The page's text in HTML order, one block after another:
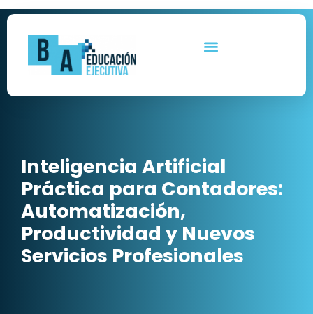
Ir
al
contenido
Inteligencia Artificial
Práctica para Contadores:
Automatización,
Productividad y Nuevos
Servicios Profesionales